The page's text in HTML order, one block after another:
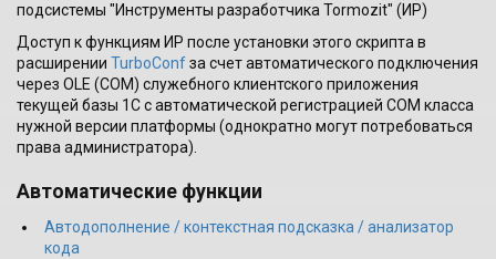
подсистемы "Инструменты разработчика Tormozit" (ИР)
Доступ к функциям ИР после установки этого скрипта в
расширении TurboConfза счет автоматического подключения
через OLE (COM) служебного клиентского приложения
текущей базы 1С с автоматической регистрацией COM класса
нужной версии платформы (однократно могут потребоваться
права администратора).
Автоматические функции
Автодополнение / контекстная подсказка / анализатор
кода